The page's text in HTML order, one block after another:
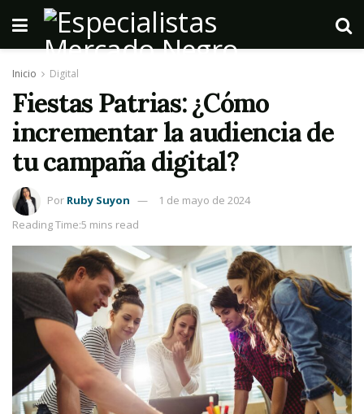
Inicio Digital
Fiestas Patrias: ¿Cómo
incrementar la audiencia de
tu campaña digital?
Por Ruby Suyon
1 de mayo de 2024
Reading Time:5 mins read